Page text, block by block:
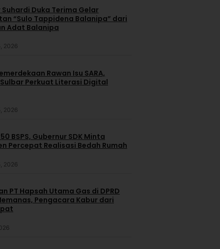
Duka Terima Gelar
“Sulo Tappidena Balanipa” dari
Adat Balanipa
2026
Rawan Isu SARA,
Perkuat Literasi Digital
2026
BSPS, Gubernur SDK Minta
Percepat Realisasi Bedah Rumah
2026
PT Hapsah Utama Gas di DPRD
Pengacara Kabur dari